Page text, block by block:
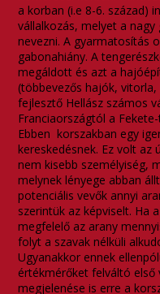
a korban (i.e 8-6. század)
vállalkozás, melyet a
nevezni. A gyarmatosítás
gabonahiány. A
megáldott és azt a
(többevezős hajók,
fejlesztő Hellász számos
Franciaországtól a
Ebben korszakban egy
kereskedésnek. Ez volt az
nem kisebb személyiség,
melynek lényege abban
potenciális vevők annyi
szerintük az képviselt. Ha
megfelelő az arany
folyt a szavak nélküli
Ugyanakkor ennek
értékmérőket felváltó első
megjelenése is erre a